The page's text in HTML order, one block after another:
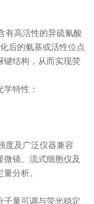
有高活性的异硫氰酸
后的氨基或活性位点
键结构，从而实现荧
特性：
度及广泛仪器兼容
镜、流式细胞仪及
分析。
子量可调与荧光稳定